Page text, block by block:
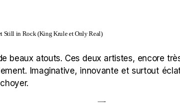
Still in Rock(King KruleetOnly Real)
beaux atouts. Ces deux artistes, encore
Imaginative, innovante et surtout
—-